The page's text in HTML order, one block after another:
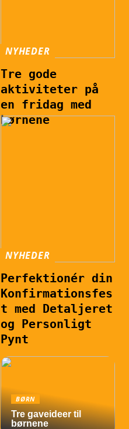
NYHEDER
Tre gode
aktiviteter på
en fridag med
børnene
NYHEDER
Perfektionér din
Konfirmationsfes
t med Detaljeret
og Personligt
Pynt
BØRN
Tre gaveideer til
børnene